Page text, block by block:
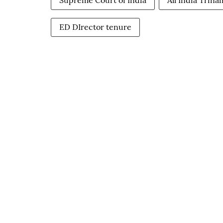
ED DIrector tenure